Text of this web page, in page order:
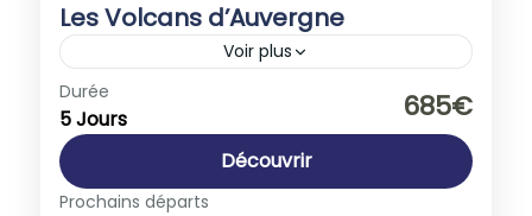
Les Volcans d’Auvergne
Voir plus
Europe
1-40 People
Durée
5 Jours 685€
Découvrir
Prochains départs